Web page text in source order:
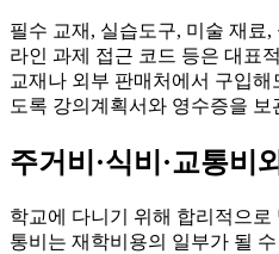
필수 교재, 실습도구, 미술 재료
라인 과제 접근 코드 등은 대표
교재나 외부 판매처에서 구입
도록 강의계획서와 영수증을 보
주거비·식비·교통비
학교에 다니기 위해 합리적으
통비는 재학비용의 일부가 될